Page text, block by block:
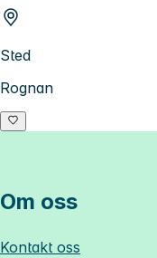
Sted
Rognan
Om oss
Kontakt oss